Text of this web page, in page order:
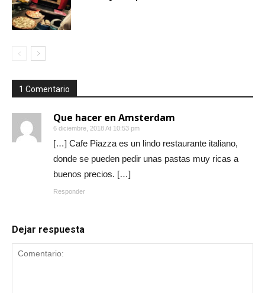
1 Comentario
Que hacer en Amsterdam
6 diciembre, 2018 At 10:53 pm
[…] Cafe Piazza es un lindo restaurante italiano,
donde se pueden pedir unas pastas muy ricas a
buenos precios. […]
Responder
Dejar respuesta